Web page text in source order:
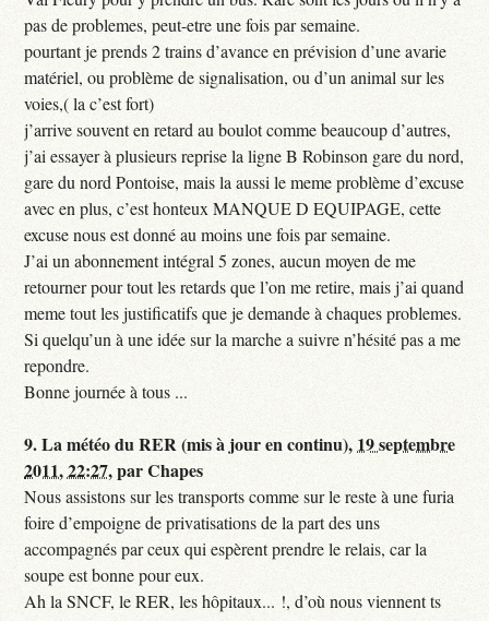
pas de problemes, peut-etre une fois par semaine.
pourtant je prends 2 trains d’avance en prévision d’une avarie
matériel, ou problème de signalisation, ou d’un animal sur les
voies,( la c’est fort)
j’arrive souvent en retard au boulot comme beaucoup d’autres,
j’ai essayer à plusieurs reprise la ligne B Robinson gare du nord,
gare du nord Pontoise, mais la aussi le meme problème d’excuse
avec en plus, c’est honteux MANQUE D EQUIPAGE, cette
excuse nous est donné au moins une fois par semaine.
J’ai un abonnement intégral 5 zones, aucun moyen de me
retourner pour tout les retards que l’on me retire, mais j’ai quand
meme tout les justificatifs que je demande à chaques problemes.
Si quelqu’un à une idée sur la marche a suivre n’hésité pas a me
repondre.
Bonne journée à tous ...
9.La météo du RER (mis à jour en continu), 19 septembre
2011, 22:27,parChapes
Nous assistons sur les transports comme sur le reste à une furia
foire d’empoigne de privatisations de la part des uns
accompagnés par ceux qui espèrent prendre le relais, car la
soupe est bonne pour eux.
Ah la SNCF, le RER, les hôpitaux... !, d’où nous viennent ts